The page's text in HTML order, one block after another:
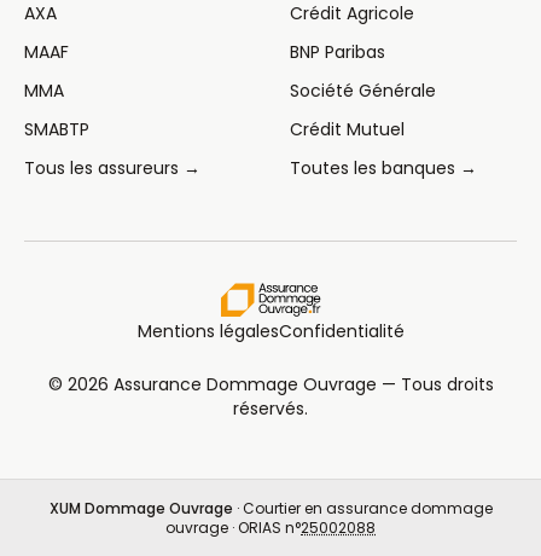
AXA
MAAF
MMA
SMABTP
Tous les assureurs →
Crédit Agricole
BNP Paribas
Société Générale
Crédit Mutuel
Toutes les banques →
Mentions légalesConfidentialité
© 2026 Assurance Dommage Ouvrage — Tous droits
réservés.
XUM Dommage Ouvrage · Courtier en assurance dommage
ouvrage · ORIAS n°25002088